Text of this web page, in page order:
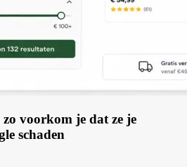
voorkom je dat ze je
schaden